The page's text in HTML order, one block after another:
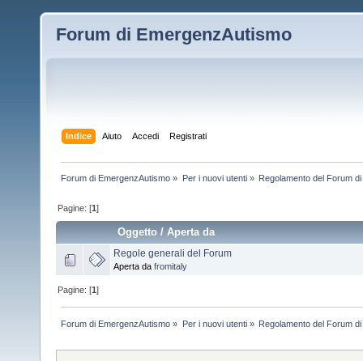
Forum di EmergenzAutismo
Indice Aiuto Accedi Registrati
Forum di EmergenzAutismo » Per i nuovi utenti» Regolamento del Forum
Pagine: [1]
Oggetto /Aperta da
Regole generali del Forum
Aperta da fromitaly
Pagine: [1]
Forum di EmergenzAutismo » Per i nuovi utenti» Regolamento del Forum